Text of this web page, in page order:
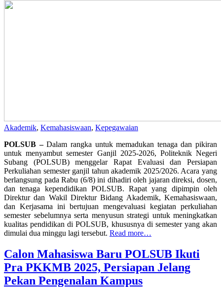
Akademik, Kemahasiswaan, Kepegawaian
POLSUB –Dalam rangka untuk memadukan tenaga dan pikiran
untuk menyambut semester Ganjil 2025-2026, Politeknik Negeri
Subang (POLSUB) menggelar Rapat Evaluasi dan Persiapan
Perkuliahan semester ganjil tahun akademik 2025/2026. Acara yang
berlangsung pada Rabu (6/8) ini dihadiri oleh jajaran direksi, dosen,
dan tenaga kependidikan POLSUB. Rapat yang dipimpin oleh
Direktur dan Wakil Direktur Bidang Akademik, Kemahasiswaan,
dan Kerjasama ini bertujuan mengevaluasi kegiatan perkuliahan
semester sebelumnya serta menyusun strategi untuk meningkatkan
kualitas pendidikan di POLSUB, khususnya di semester yang akan
dimulai dua minggu lagi tersebut. Read more…
Calon Mahasiswa Baru POLSUB Ikuti
Pra PKKMB 2025, Persiapan Jelang
Pekan Pengenalan Kampus